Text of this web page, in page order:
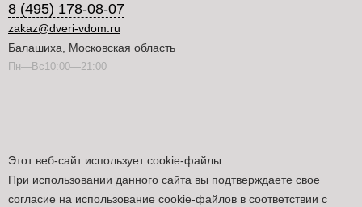
8 (495) 178-08-07
zakaz@dveri-vdom.ru
Балашиха, Московская область
Пн—Вс10:00—21:00
Этот веб-сайт использует cookie-файлы.
При использовании данного сайта вы подтверждаете свое
согласие на использование cookie-файлов в соответствии с